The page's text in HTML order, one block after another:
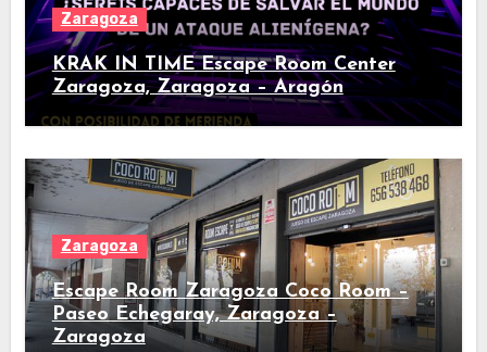
Zaragoza
KRAK IN TIME Escape Room Center
Zaragoza, Zaragoza – Aragón
Zaragoza
Escape Room Zaragoza Coco Room –
Paseo Echegaray, Zaragoza –
Zaragoza